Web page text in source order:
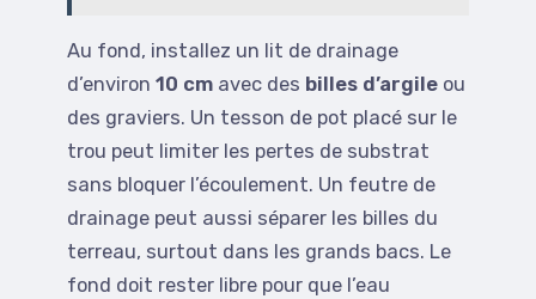
Au fond, installez un lit de drainage
d’environ 10 cm avec des billes d’argile ou
des graviers. Un tesson de pot placé sur le
trou peut limiter les pertes de substrat
sans bloquer l’écoulement. Un feutre de
drainage peut aussi séparer les billes du
terreau, surtout dans les grands bacs. Le
fond doit rester libre pour que l’eau